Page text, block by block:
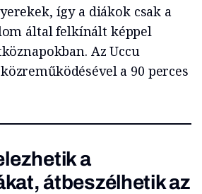
így a diákok csak a
által felkínált képpel
Az Uccu
a 90 perces
a
átbeszélhetik az